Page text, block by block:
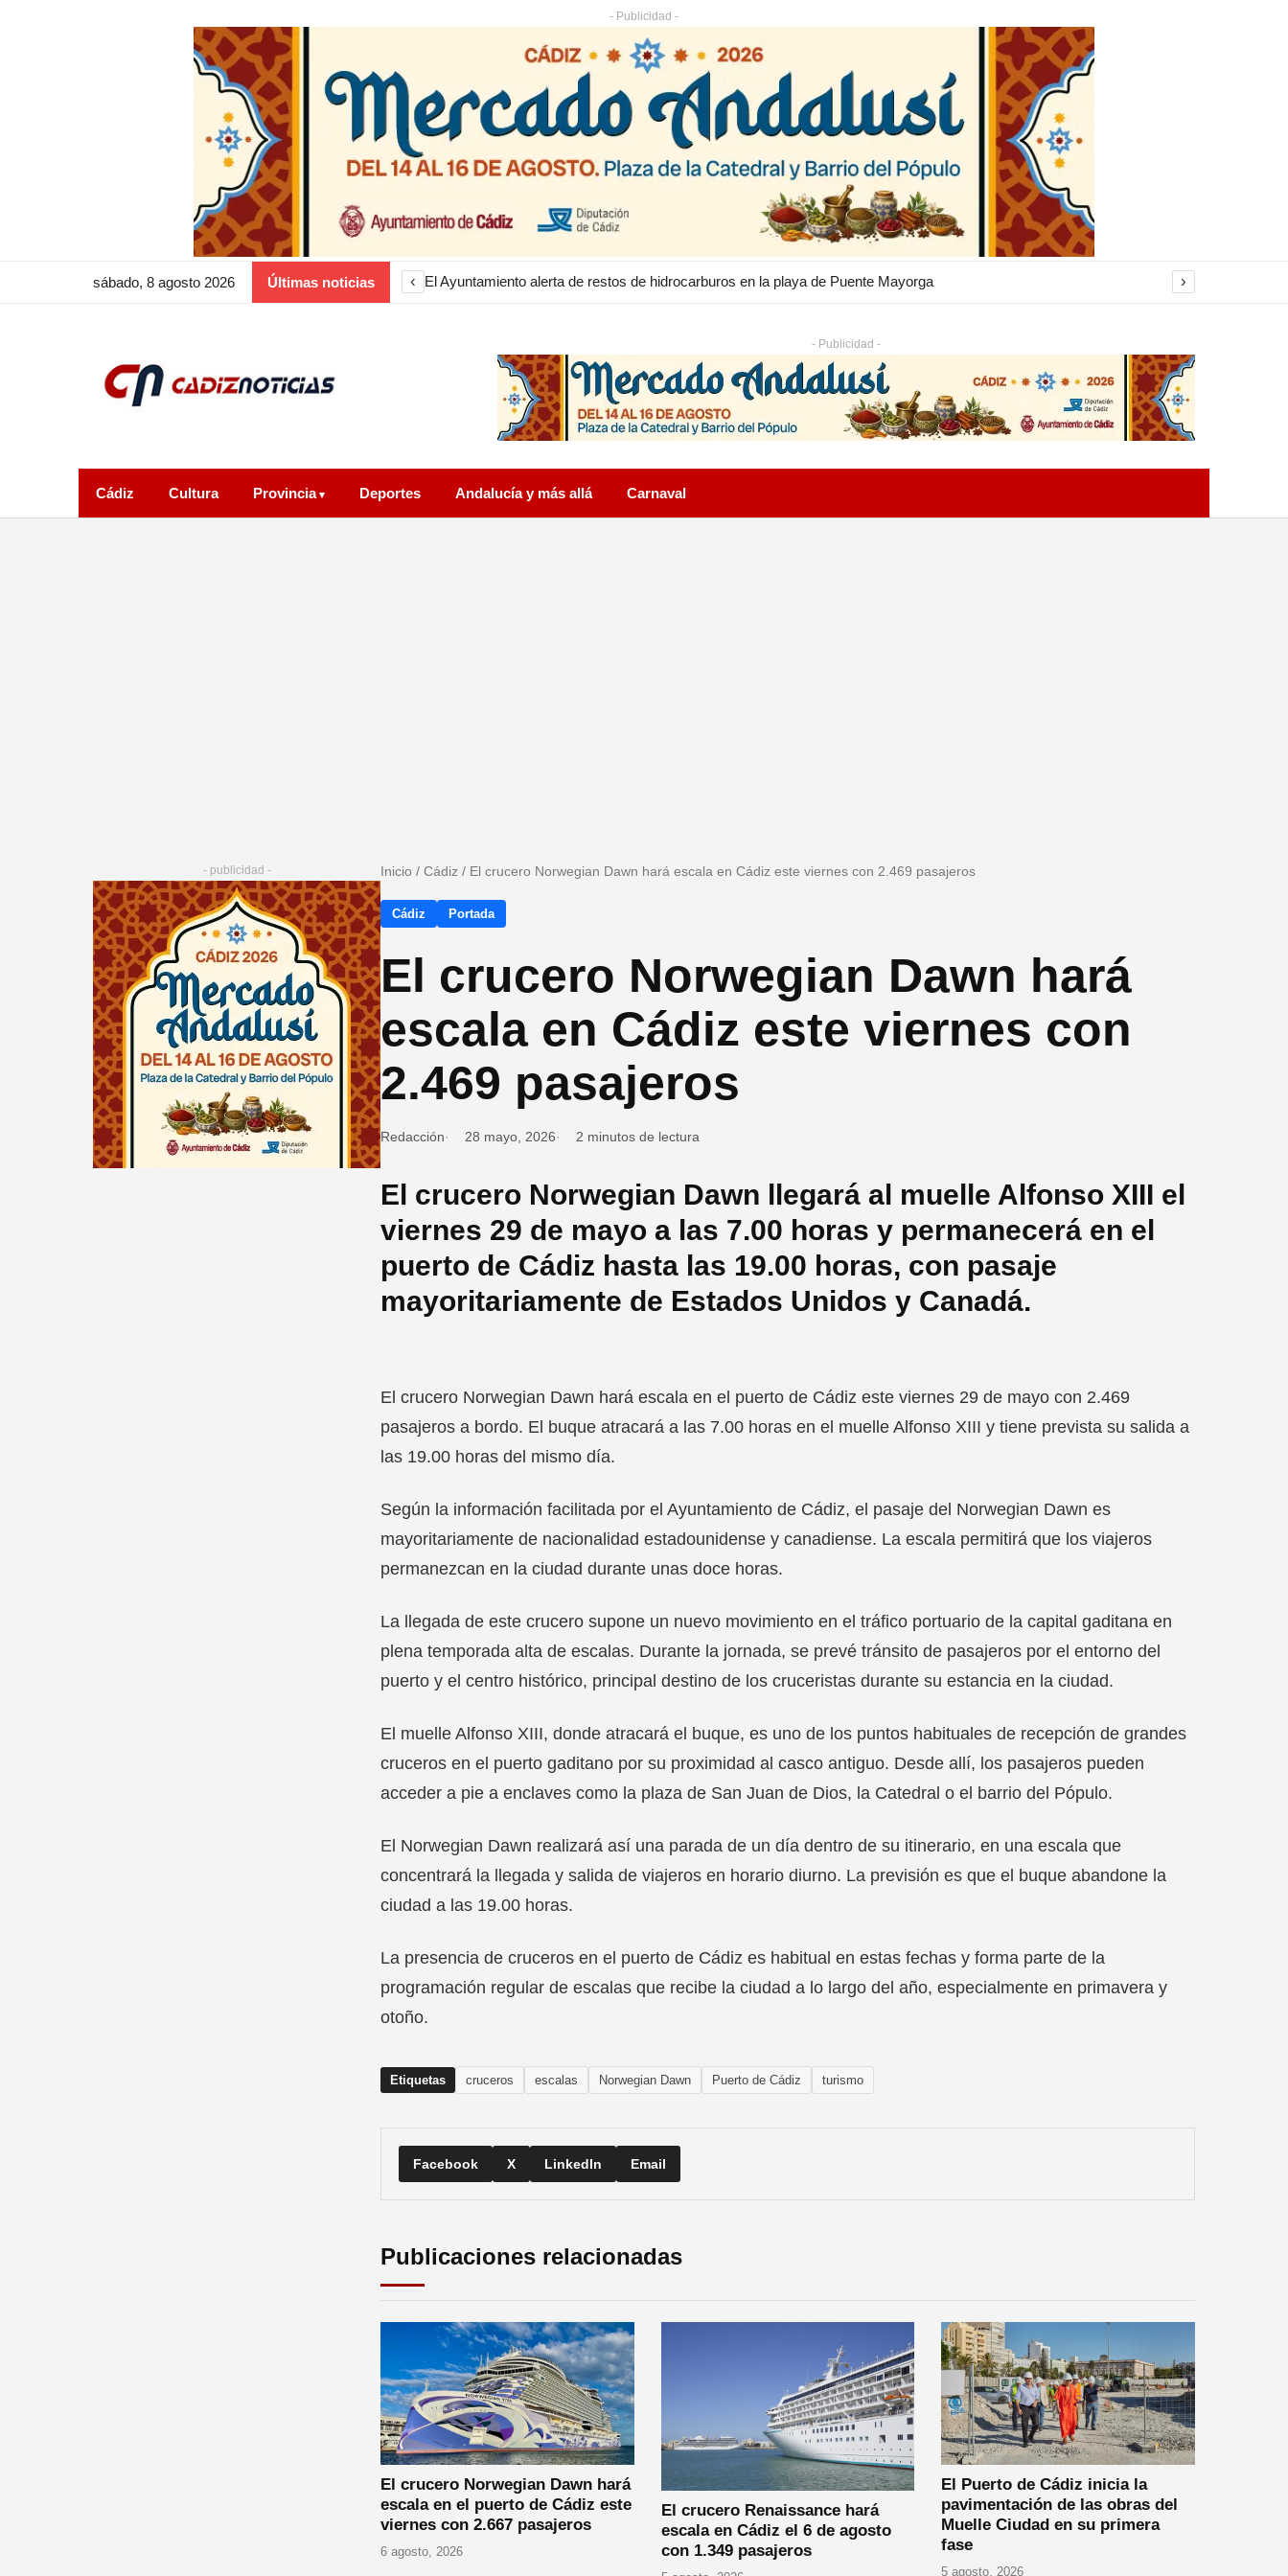
- Publicidad -
sábado, 8 agosto 2026 Últimas noticias ‹ ›
- Publicidad -
Cádiz Cultura Provincia Deportes Andalucía y más allá Carnaval
- publicidad - Inicio / Cádiz / El crucero Norwegian Dawn hará escala en Cádiz este viernes con 2.469 pasajeros
Cádiz Portada
El crucero Norwegian Dawn hará
escala en Cádiz este viernes con
2.469 pasajeros
Redacción 28 mayo, 2026 2 minutos de lectura
El crucero Norwegian Dawn llegará al muelle Alfonso XIII el
viernes 29 de mayo a las 7.00 horas y permanecerá en el
puerto de Cádiz hasta las 19.00 horas, con pasaje
mayoritariamente de Estados Unidos y Canadá.
El crucero Norwegian Dawn hará escala en el puerto de Cádiz este viernes 29 de mayo con 2.469
pasajeros a bordo. El buque atracará a las 7.00 horas en el muelle Alfonso XIII y tiene prevista su salida a
las 19.00 horas del mismo día.
Según la información facilitada por el Ayuntamiento de Cádiz, el pasaje del Norwegian Dawn es
mayoritariamente de nacionalidad estadounidense y canadiense. La escala permitirá que los viajeros
permanezcan en la ciudad durante unas doce horas.
La llegada de este crucero supone un nuevo movimiento en el tráfico portuario de la capital gaditana en
plena temporada alta de escalas. Durante la jornada, se prevé tránsito de pasajeros por el entorno del
puerto y el centro histórico, principal destino de los cruceristas durante su estancia en la ciudad.
El muelle Alfonso XIII, donde atracará el buque, es uno de los puntos habituales de recepción de grandes
cruceros en el puerto gaditano por su proximidad al casco antiguo. Desde allí, los pasajeros pueden
acceder a pie a enclaves como la plaza de San Juan de Dios, la Catedral o el barrio del Pópulo.
El Norwegian Dawn realizará así una parada de un día dentro de su itinerario, en una escala que
concentrará la llegada y salida de viajeros en horario diurno. La previsión es que el buque abandone la
ciudad a las 19.00 horas.
La presencia de cruceros en el puerto de Cádiz es habitual en estas fechas y forma parte de la
programación regular de escalas que recibe la ciudad a lo largo del año, especialmente en primavera y
otoño.
Etiquetas cruceros escalas Norwegian Dawn Puerto de Cádiz turismo
Facebook X LinkedIn Email
Publicaciones relacionadas
El crucero Norwegian Dawn hará
escala en el puerto de Cádiz este
viernes con 2.667 pasajeros
6 agosto, 2026
El crucero Renaissance hará
escala en Cádiz el 6 de agosto
con 1.349 pasajeros
El Puerto de Cádiz inicia la
pavimentación de las obras del
Muelle Ciudad en su primera
fase
5 agosto, 2026